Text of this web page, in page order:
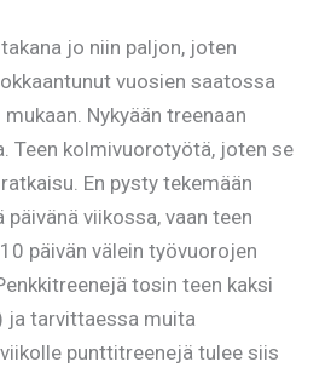
jo niin paljon, joten
vuosien saatossa
Nykyään treenaan
Teen kolmivuorotyötä, joten se
En pysty tekemään
viikossa, vaan teen
päivän välein työvuorojen
tosin teen kaksi
ja tarvittaessa muita
punttitreenejä tulee siis